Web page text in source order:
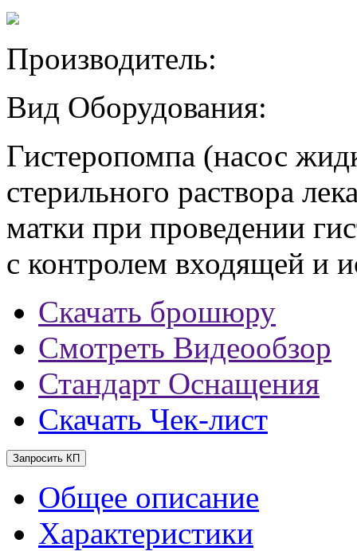
Производитель:
Вид Оборудования:
Гистеропомпа (насос
стерильного раствора
матки при проведении
с контролем входящей и
Скачать брошюру
Смотреть Видеообзор
Стандарт Оснащения
Скачать Чек-лист
Запросить КП
Общее описание
Характеристики